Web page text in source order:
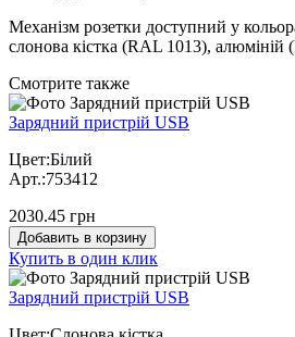
Механізм розетки доступний у
слонова кістка (RAL 1013), алюміній
Cмотрите также
Зарядний пристрій USB
Цвет:Білий
Арт.:753412
2030.45 грн
Добавить в корзину
Купить в один клик
Зарядний пристрій USB